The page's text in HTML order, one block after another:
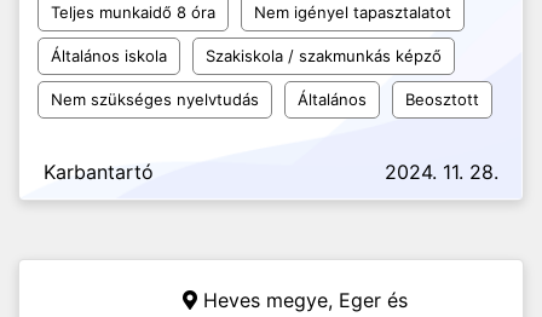
Teljes munkaidő 8 óra Nem igényel tapasztalatot
Általános iskola Szakiskola / szakmunkás képző
Nem szükséges nyelvtudás Általános Beosztott
Karbantartó 2024. 11. 28.
Heves megye, Eger és